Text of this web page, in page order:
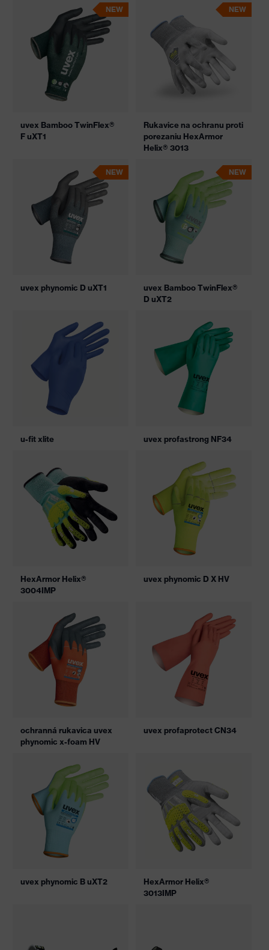
NEW
uvex Bamboo TwinFlex®
F uXT1
NEW
Rukavice na ochranu proti
porezaniu HexArmor
Helix® 3013
NEW
uvex phynomic D uXT1
NEW
uvex Bamboo TwinFlex®
D uXT2
u-fit xlite uvex profastrong NF34
HexArmor Helix®
3004IMP
uvex phynomic D X HV
ochranná rukavica uvex
phynomic x-foam HV
uvex profaprotect CN34
uvex phynomic B uXT2
HexArmor Helix®
3013IMP